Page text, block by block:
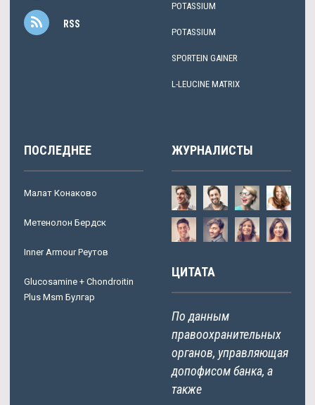
RSS
POTASSIUM
POTASSIUM
SPORTEIN GAINER
L-LEUCINE MATRIX
ПОСЛЕДНЕЕ
Малат Конаково
Метенолон Бердск
Inner Armour Реутов
Glucosamine + Chondroitin
Plus Msm Булгар
ЖУРНАЛИСТЫ
ЦИТАТА
По данным
правоохранительных
органов, управляющая
допофисом банка, а
также